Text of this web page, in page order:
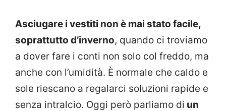
Asciugare i vestiti non è mai stato facile,
soprattutto d’inverno, quando ci troviamo
a dover fare i conti non solo col freddo, ma
anche con l’umidità. È normale che caldo e
sole riescano a regalarci soluzioni rapide e
senza intralcio. Oggi però parliamo di un